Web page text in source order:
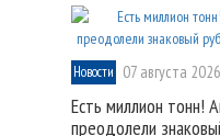
Новости 07 августа 2026
Есть миллион тонн!
преодолели